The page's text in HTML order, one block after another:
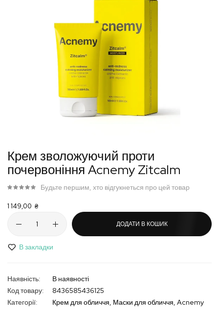
до
початку
зображень
Крем зволожуючий проти
почервоніння Acnemy Zitcalm
1 149,00 ₴
Будьте першим, хто відгукнеться про цей товар
ДОДАТИ В КОШИК
В закладки
В наявності
Код товару
8436585436125
Категорії:
Крем для обличчя Маски для обличчя Acnemy